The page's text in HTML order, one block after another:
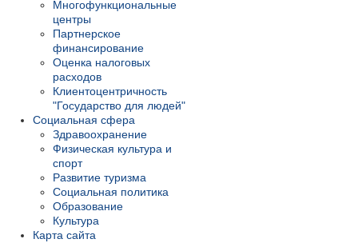
Многофункциональные
центры
Партнерское
финансирование
Оценка налоговых
расходов
Клиентоцентричность
"Государство для людей"
Социальная сфера
Здравоохранение
Физическая культура и
спорт
Развитие туризма
Социальная политика
Образование
Культура
Карта сайта